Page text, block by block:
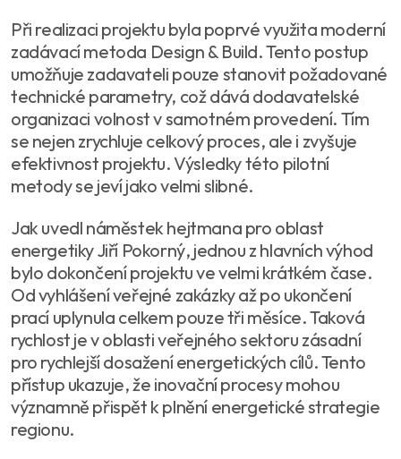
Při realizaci projektu byla poprvé využita moderní
zadávací metoda Design & Build. Tento postup
umožňuje zadavateli pouze stanovit požadované
technické parametry, což dává dodavatelské
organizaci volnost v samotném provedení. Tím
se nejen zrychluje celkový proces, ale i zvyšuje
efektivnost projektu. Výsledky této pilotní
metody se jeví jako velmi slibné.
Jak uvedl náměstek hejtmana pro oblast
energetiky Jiří Pokorný, jednou z hlavních výhod
bylo dokončení projektu ve velmi krátkém čase.
Od vyhlášení veřejné zakázky až po ukončení
prací uplynula celkem pouze tři měsíce. Taková
rychlost je v oblasti veřejného sektoru zásadní
pro rychlejší dosažení energetických cílů. Tento
přístup ukazuje, že inovační procesy mohou
významně přispět k plnění energetické strategie
regionu.